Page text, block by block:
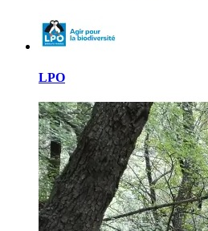
LPO